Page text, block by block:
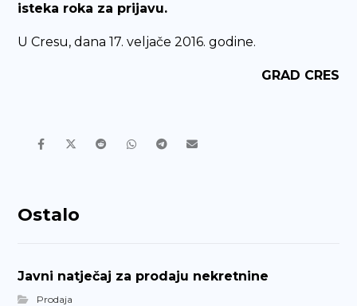
isteka roka za prijavu.
U Cresu, dana 17. veljače 2016. godine.
GRAD CRES
Ostalo
Javni natječaj za prodaju nekretnine
Prodaja